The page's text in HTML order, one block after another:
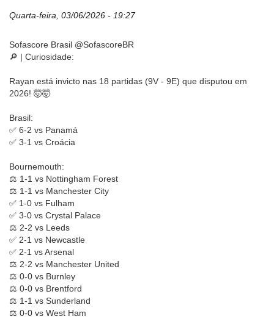
Quarta-feira, 03/06/2026 - 19:27
Sofascore Brasil @SofascoreBR
🔎 | Curiosidade:
Rayan está invicto nas 18 partidas (9V - 9E) que disputou em
2026! 🤯🤯
Brasil:
✅ 6-2 vs Panamá
✅ 3-1 vs Croácia
Bournemouth:
⚖️ 1-1 vs Nottingham Forest
⚖️ 1-1 vs Manchester City
✅ 1-0 vs Fulham
✅ 3-0 vs Crystal Palace
⚖️ 2-2 vs Leeds
✅ 2-1 vs Newcastle
✅ 2-1 vs Arsenal
⚖️ 2-2 vs Manchester United
⚖️ 0-0 vs Burnley
⚖️ 0-0 vs Brentford
⚖️ 1-1 vs Sunderland
⚖️ 0-0 vs West Ham